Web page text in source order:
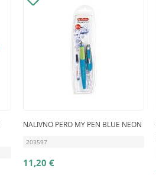
NALIVNO PERO MY PEN BLUE NEON
203597
11,20 €